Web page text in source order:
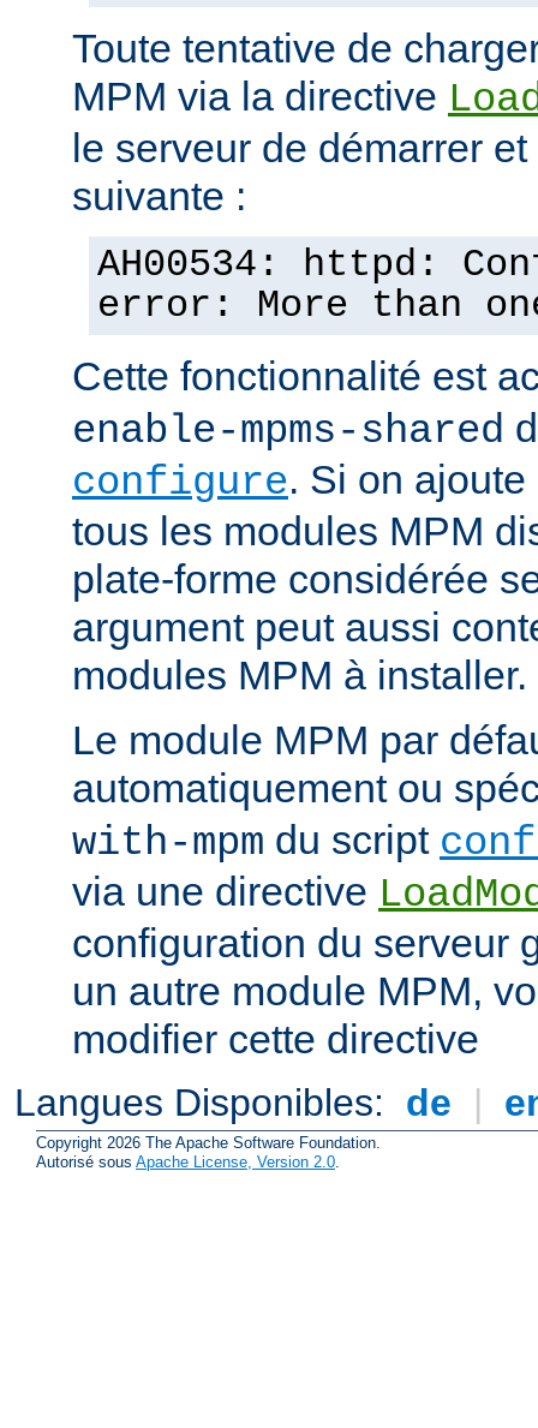
Toute tentative de
MPM via la directive
le serveur de démarrer
suivante :
AH00534: httpd:
error: More than
Cette fonctionnalité est
enable-mpms-shared
configure. Si on
tous les modules MPM
plate-forme considérée
argument peut aussi
modules MPM à installer.
Le module MPM par
automatiquement ou
with-mpm du script
via une directive
configuration du serveur
un autre module MPM,
modifier cette directive
Langues Disponibles: de |
Copyright 2026 The Apache Software Foundation.
Autorisé sous Apache License, Version 2.0.